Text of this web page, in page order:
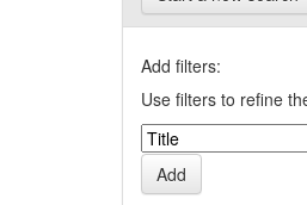
Add filters:
Use filters to refine